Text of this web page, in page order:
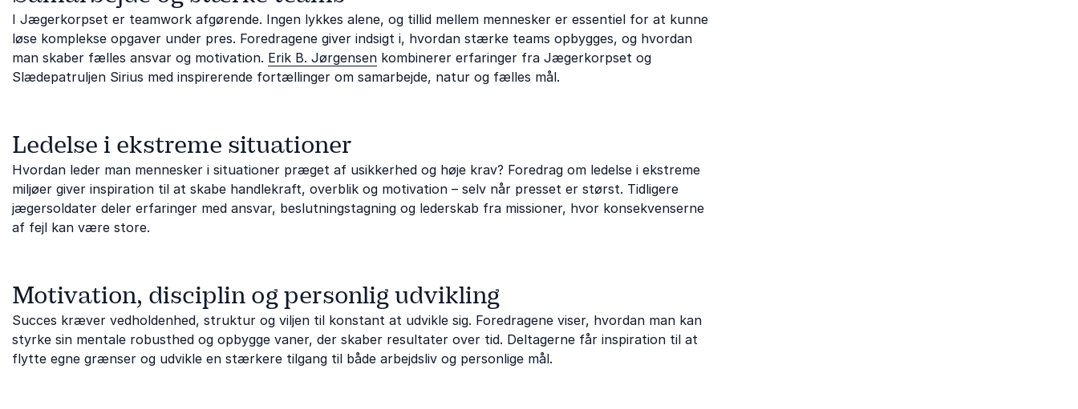
I Jægerkorpset er teamwork afgørende. Ingen lykkes alene, og tillid mellem mennesker er essentiel for at kunne
løse komplekse opgaver under pres. Foredragene giver indsigt i, hvordan stærke teams opbygges, og hvordan
man skaber fælles ansvar og motivation. Erik B. Jørgensen kombinerer erfaringer fra Jægerkorpset og
Slædepatruljen Sirius med inspirerende fortællinger om samarbejde, natur og fælles mål.
Ledelse i ekstreme situationer
Hvordan leder man mennesker i situationer præget af usikkerhed og høje krav? Foredrag om ledelse i ekstreme
miljøer giver inspiration til at skabe handlekraft, overblik og motivation – selv når presset er størst. Tidligere
jægersoldater deler erfaringer med ansvar, beslutningstagning og lederskab fra missioner, hvor konsekvenserne
af fejl kan være store.
Motivation, disciplin og personlig udvikling
Succes kræver vedholdenhed, struktur og viljen til konstant at udvikle sig. Foredragene viser, hvordan man kan
styrke sin mentale robusthed og opbygge vaner, der skaber resultater over tid. Deltagerne får inspiration til at
flytte egne grænser og udvikle en stærkere tilgang til både arbejdsliv og personlige mål.